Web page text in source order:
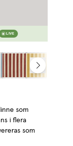
LIVE
som
i flera
som